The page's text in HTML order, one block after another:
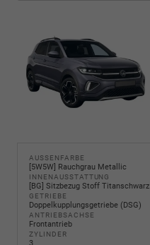
AUSSENFARBE
[5W5W] Rauchgrau Metallic
INNENAUSSTATTUNG
[BG] Sitzbezug Stoff Titanschwarz
GETRIEBE
Doppelkupplungsgetriebe (DSG)
ANTRIEBSACHSE
Frontantrieb
ZYLINDER
3